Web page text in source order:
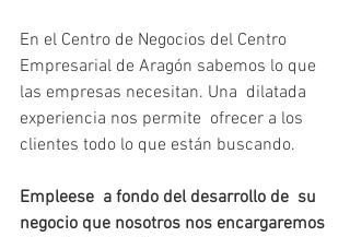
En el Centro de Negocios del Centro
Empresarial de Aragón sabemos lo que
las empresas necesitan. Una  dilatada
experiencia nos permite  ofrecer a los
clientes todo lo que están buscando.
Empleese  a fondo del desarrollo de  su
negocio que nosotros nos encargaremos